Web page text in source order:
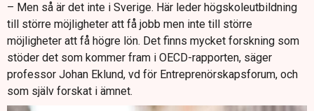
– Men så är det inte i Sverige. Här leder högskoleutbildning
till större möjligheter att få jobb men inte till större
möjligheter att få högre lön. Det finns mycket forskning som
stöder det som kommer fram i OECD-rapporten, säger
professor Johan Eklund, vd för Entreprenörskapsforum, och
som själv forskat i ämnet.